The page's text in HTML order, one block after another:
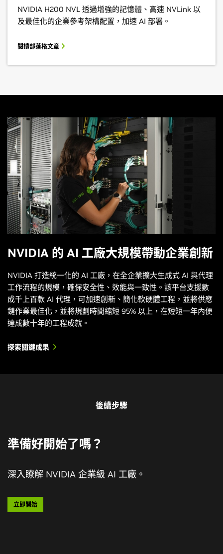
NVIDIA H200 NVL 透過增強的記憶體、高速 NVLink 以
及最佳化的企業參考架構配置，加速 AI 部署。
閱讀部落格文章
NVIDIA 的 AI 工廠大規模帶動企業創新
NVIDIA 打造統一化的 AI 工廠，在全企業擴大生成式 AI 與代理
工作流程的規模，確保安全性、效能與一致性。該平台支援數
成千上百款 AI 代理，可加速創新、簡化軟硬體工程，並將供應
鏈作業最佳化，並將規劃時間縮短 95% 以上，在短短一年內便
達成數十年的工程成就。
探索關鍵成果
後續步驟
準備好開始了嗎？
深入瞭解 NVIDIA 企業級 AI 工廠。
立即開始